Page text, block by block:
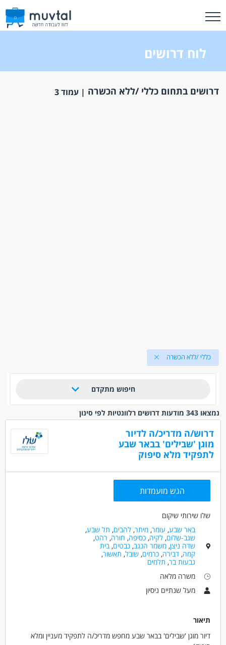
לוח דרושים
דרושים בתחום כללי /ללא הכשרה | עמוד 3
כללי /ללא הכשרה
חיפוש מתקדם
נמצאו 343 מודעות דרושים רלוונטיות לפי סינון
דרוש/ה מדריכ/ה לדיור
מוגן 'שבילים' בבאר שבע
לתפקיד מלא סיפוק
הגש מועמדות
שלו שירותי שיקום
באר שבע, עומר,מיתר,להבים, תל שבע,
שגב-שלום,לקיה,כסיפה, חורה, רהט,
שדה ניצן,משמר הנגב, נבטים,בית
קמה,דבירה,כרמים,שובל, תאשור,
גבעות בר, תלמים
משרה מלאה
מעל שנתיים ניסיון
תיאור
דיור מוגן 'שבילים' בבאר שבע מחפש מדריכ/ה לתפקיד מעניין ומלא